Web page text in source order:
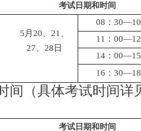
考试日期和时间
5月20、21、
27、28日
08：
11：
14：
16：
间（具体考试时间详
考试日期和时间